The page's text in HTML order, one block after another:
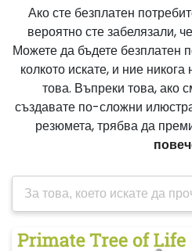
Ако сте безплатен
вероятно сте забелязали,
Можете да бъдете безплатен
колкото искате, и ние
това. Въпреки това, ако
създавате по-сложни
резюмета, трябва да